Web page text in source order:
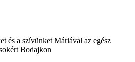
és a szívünket Máriával az egész
Bodajkon